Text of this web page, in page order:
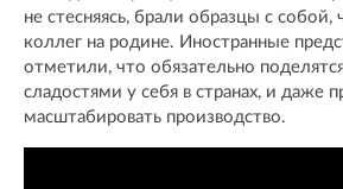
не стесняясь, брали образцы с собой,
коллег на родине. Иностранные
отметили, что обязательно
сладостями у себя в странах, и даже
масштабировать производство.